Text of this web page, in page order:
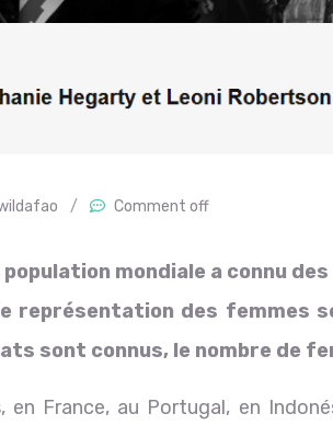
/ Comment off
mondiale a connu
représentation des femmes
sont connus, le nombre de
en France, au Portugal, en